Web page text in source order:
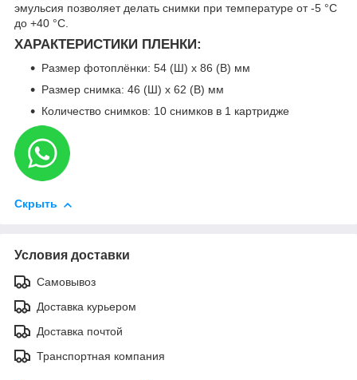
эмульсия позволяет делать снимки при температуре от -5 °C
до +40 °C.
ХАРАКТЕРИСТИКИ ПЛЕНКИ:
Размер фотоплёнки: 54 (Ш) x 86 (В) мм
Размер снимка: 46 (Ш) x 62 (В) мм
Количество снимков: 10 снимков в 1 картридже
Скрыть
Условия доставки
Самовывоз
Доставка курьером
Доставка почтой
Транспортная компания